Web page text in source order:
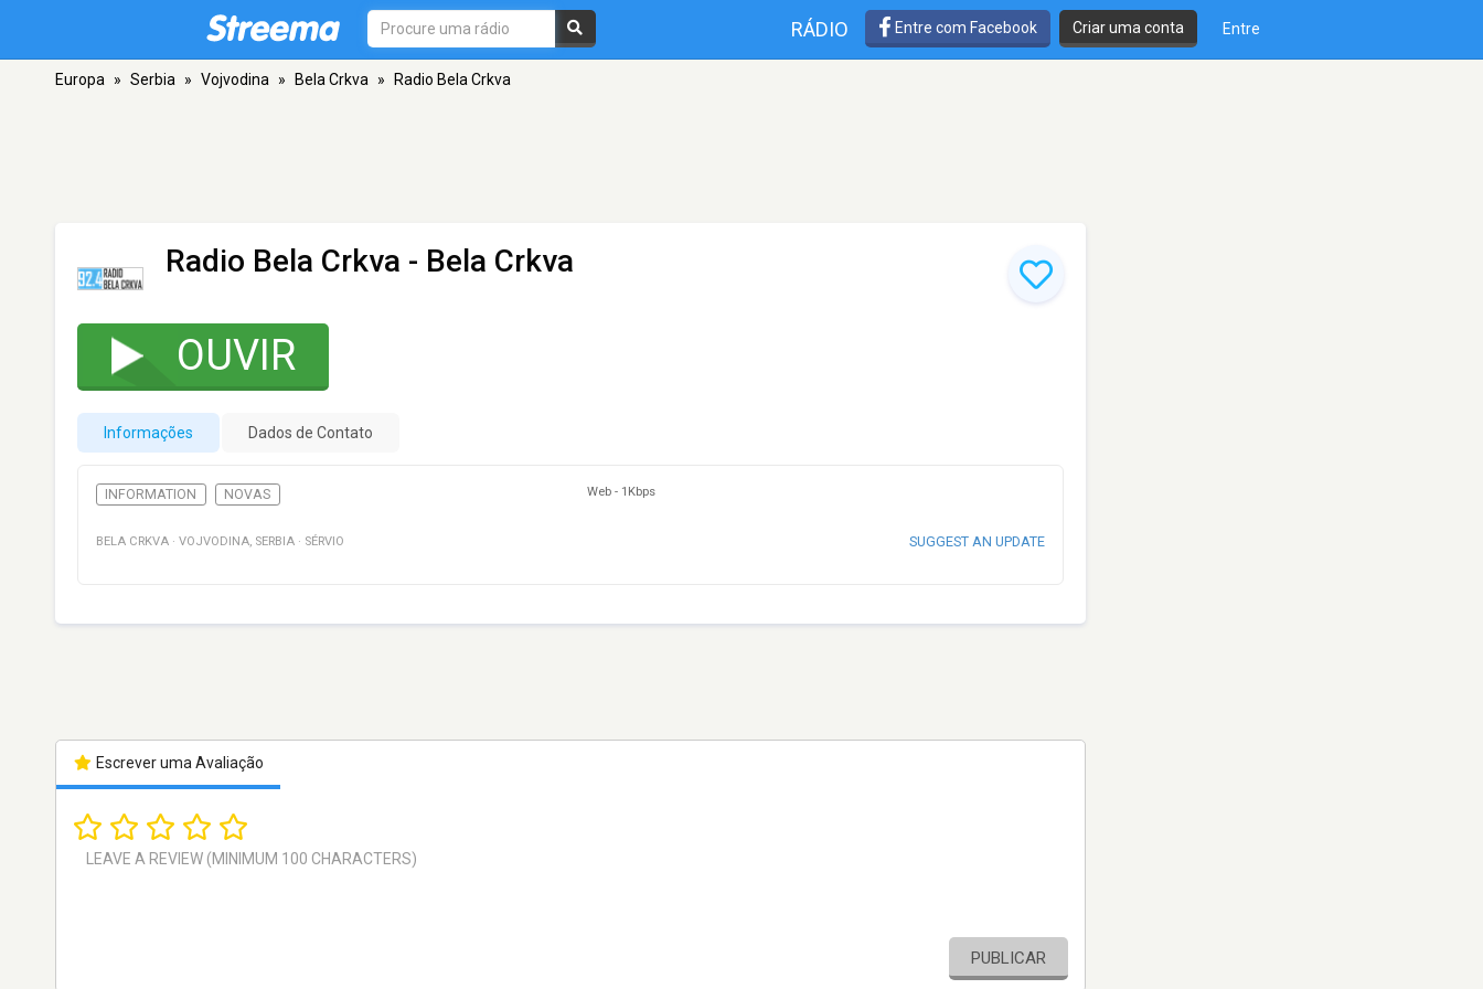
RÁDIO Entre com Facebook Criar uma conta Entre
Europa » Serbia » Vojvodina » Bela Crkva » Radio Bela Crkva
Radio Bela Crkva - Bela Crkva
OUVIR
Informações Dados de Contato
INFORMATION NOVAS Web - 1Kbps
BELA CRKVA · VOJVODINA, SERBIA · SÉRVIO SUGGEST AN UPDATE
Escrever uma Avaliação
PUBLICAR